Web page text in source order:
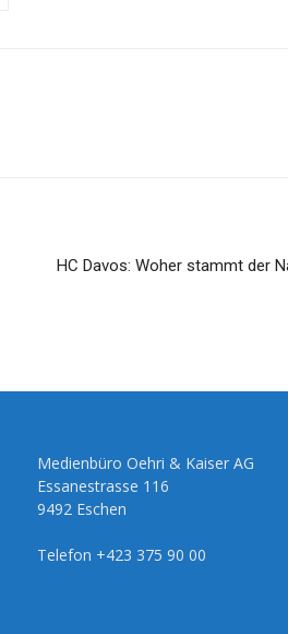
HC Davos: Woher stammt der
Medienbüro Oehri & Kaiser AG
Essanestrasse 116
9492 Eschen
Telefon +423 375 90 00